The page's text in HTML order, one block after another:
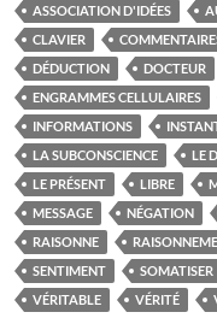
ASSOCIATION D'IDÉES
CLAVIER
DÉDUCTION
DOCTEUR
ENGRAMMES CELLULAIRES
INFORMATIONS
LA SUBCONSCIENCE
LE
LE PRÉSENT
LIBRE
MESSAGE
NÉGATION
RAISONNE
SENTIMENT
SOMATISER
VÉRITABLE
VÉRITÉ